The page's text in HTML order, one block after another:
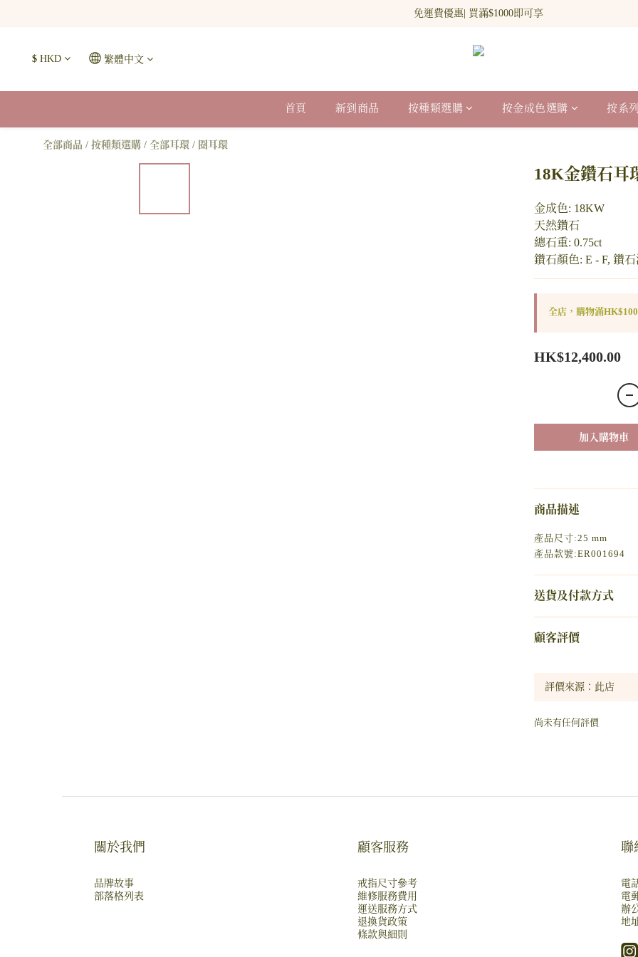
新網站會員登記 即贈$100 購物金!
免運費優惠| 買滿$1000即可享
$ HKD 繁體中文
首頁 新到商品 按種類選購 按金成色選購 按系
全部商品 / 按種類選購 / 全部耳環 / 圈耳環
18K金鑽石耳
金成色: 18KW
天然鑽石
總石重: 0.75ct
鑽石顏色: E - F, 鑽
全店，購物滿
HK$12,400.00
加入購物車
商品描述
產品尺寸:25 mm
產品款號:ER001694
送貨及付款方式
顧客評價
尚未有任何評價
關於我們
品牌故事
部落格列表
顧客服務
戒指尺寸參考
維修服務費用
運送服務方式
退換貨政策
條款與細則
聯
電
電
辦
地